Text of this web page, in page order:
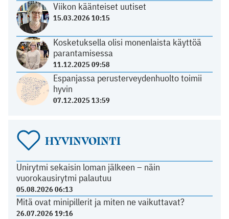
Viikon käänteiset uutiset
15.03.2026 10:15
Kosketuksella olisi monenlaista käyttöä
parantamisessa
11.12.2025 09:58
Espanjassa perusterveydenhuolto toimii
hyvin
07.12.2025 13:59
HYVINVOINTI
Unirytmi sekaisin loman jälkeen – näin
vuorokausirytmi palautuu
05.08.2026 06:13
Mitä ovat minipillerit ja miten ne vaikuttavat?
26.07.2026 19:16